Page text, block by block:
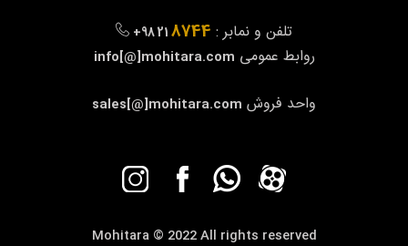
تلفن و نمابر : +98 218744
روابط عمومی info[@]mohitara.com
واحد فروش sales[@]mohitara.com
Mohitara © 2022 All rights reserved